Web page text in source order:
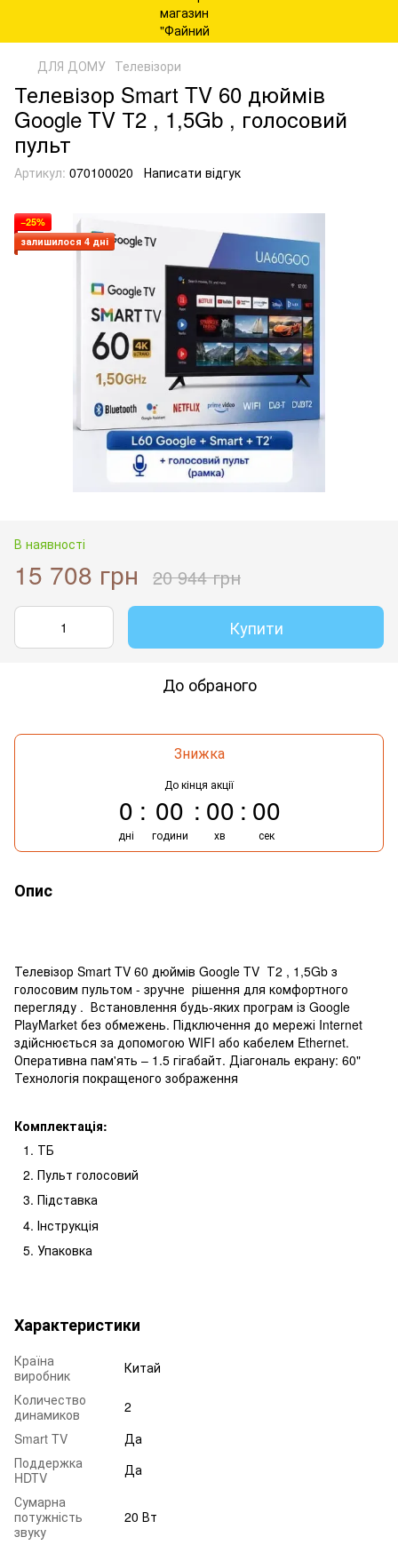
ДЛЯ ДОМУ Телевізори
Телевізор Smart TV 60 дюймів
Google TV Т2 , 1,5Gb , голосовий
пульт
Артикул: 070100020 Написати відгук
−25%
залишилося 4 дні
В наявності
15 708 грн 20 944 грн
Купити
До обраного
Знижка
До кінця акції
0
дні
00
години
00
хв
00
сек
Опис
Телевізор Smart TV 60 дюймів Google TV Т2 , 1,5Gb з
голосовим пультом - зручне рішення для комфортного
перегляду . Встановлення будь-яких програм із Google
PlayMarket без обмежень. Підключення до мережі Internet
здійснюється за допомогою WIFI або кабелем Ethernet.
Оперативна пам'ять – 1.5 гігабайт. Діагональ екрану: 60"
Технологія покращеного зображення
Комплектація:
ТБ
Пульт голосовий
Підставка
Інструкція
Упаковка
Характеристики
Країна
виробник
Китай
Количество
динамиков
2
Smart TV
Да
Поддержка
HDTV
Да
Сумарна
потужність
звуку
20 Вт